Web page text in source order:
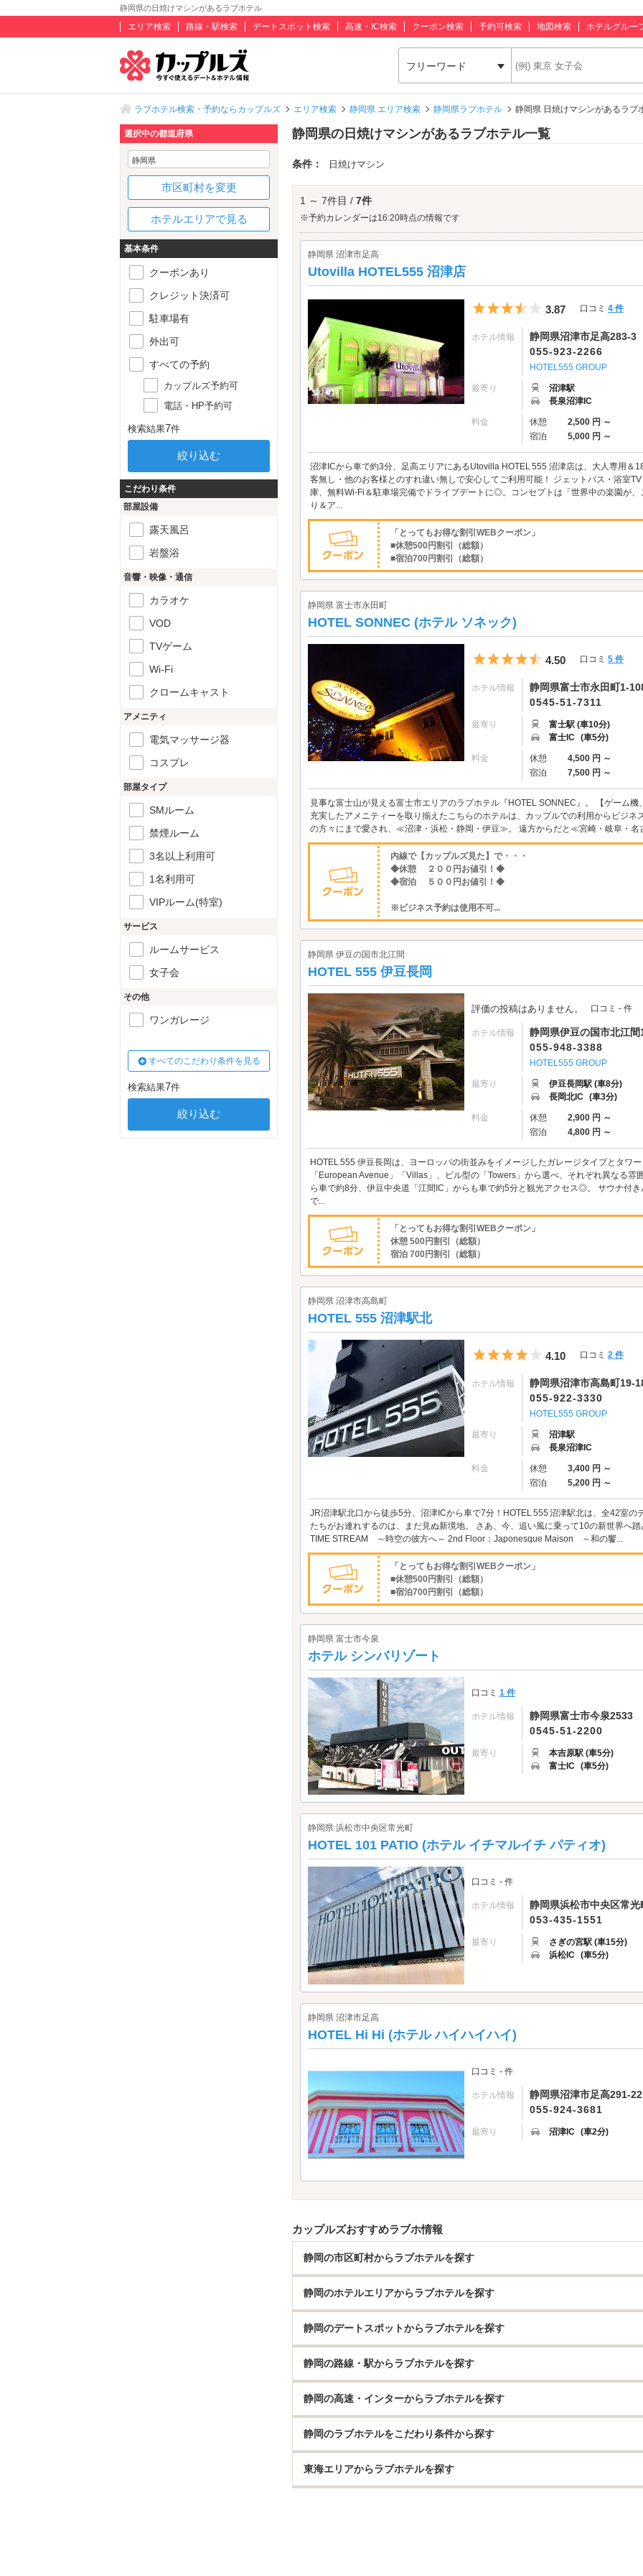
静岡県の日焼けマシンがあるラブホテル
エリア検索 路線・駅検索 デートスポット検索 高速・IC検索 クーポン検索 予約可検索 地図検索 ホテルグルー
フリーワード
ラブホテル検索・予約ならカップルズ エリア検索 静岡県 エリア検索 静岡県ラブホテル 静岡県 日焼けマシンがあるラブ
静岡県の日焼けマシンがあるラブホテル一覧
条件： 日焼けマシン
1 ～ 7件目 / 7件
※予約カレンダーは16:20時点の情報です
静岡県 沼津市足高
Utovilla HOTEL555 沼津店
5つ星のうち3.5
3.87 口コミ 4 件
ホテル情報
静岡県沼津市足高283-3
055-923-2266
HOTEL555 GROUP
最寄り
沼津駅
長泉沼津IC
料金 休憩
2,500 円 ～
宿泊
5,000 円 ～
沼津ICから車で約3分、足高エリアにあるUtovilla HOTEL 555 沼津店は、大人専用＆
客無し・他のお客様とのすれ違い無しで安心してご利用可能！ ジェットバス・浴室
庫、無料Wi‑Fi＆駐車場完備でドライブデートに◎。コンセプトは「世界中の楽園が
り＆ア...
「とってもお得な割引WEBクーポン」
■休憩500円割引（総額）
■宿泊700円割引（総額）
静岡県 富士市永田町
HOTEL SONNEC (ホテル ソネック)
5つ星のうち4.5
4.50 口コミ 5 件
ホテル情報
静岡県富士市永田町1-
0545-51-7311
最寄り
富士駅 (車10分)
富士IC (車5分)
料金 休憩
4,500 円 ～
宿泊
7,500 円 ～
見事な富士山が見える富士市エリアのラブホテル『HOTEL SONNEC』。 【ゲーム
充実したアメニティーを取り揃えたこちらのホテルは、カップルでの利用からビジ
の方々にまで愛され、≪沼津・浜松・静岡・伊豆≫。 遠方からだと≪宮崎・岐阜・
内線で【カップルズ見た】で・・・
◆休憩 ２００円お値引！◆
◆宿泊 ５００円お値引！◆
※ビジネス予約は使用不可...
静岡県 伊豆の国市北江間
HOTEL 555 伊豆長岡
評価の投稿はありません。 口コミ - 件
ホテル情報
静岡県伊豆の国市北江間
055-948-3388
HOTEL555 GROUP
最寄り
伊豆長岡駅 (車8分)
長岡北IC (車3分)
料金 休憩
2,900 円 ～
宿泊
4,800 円 ～
HOTEL 555 伊豆長岡は、ヨーロッパの街並みをイメージしたガレージタイプとタワ
「European Avenue」「Villas」、ビル型の「Towers」から選べ、それぞれ異なる
ら車で約8分、伊豆中央道「江間IC」からも車で約5分と観光アクセス◎。 サウナ付
で...
「とってもお得な割引WEBクーポン」
休憩 500円割引（総額）
宿泊 700円割引（総額）
静岡県 沼津市高島町
HOTEL 555 沼津駅北
5つ星のうち4
4.10 口コミ 2 件
ホテル情報
静岡県沼津市高島町19-
055-922-3330
HOTEL555 GROUP
最寄り
沼津駅
長泉沼津IC
料金 休憩
3,400 円 ～
宿泊
5,200 円 ～
JR沼津駅北口から徒歩5分、沼津ICから車で7分！HOTEL 555 沼津駅北は、全42室の
たちがお連れするのは、まだ見ぬ新境地。 さあ、今、追い風に乗って10の新世界へ
TIME STREAM ～時空の彼方へ～ 2nd Floor：Japonesque Maison ～和の饗...
「とってもお得な割引WEBクーポン」
■休憩500円割引（総額）
■宿泊700円割引（総額）
静岡県 富士市今泉
ホテル シンバリゾート
口コミ 1 件
ホテル情報
静岡県富士市今泉2533
0545-51-2200
最寄り
本吉原駅 (車5分)
富士IC (車5分)
静岡県 浜松市中央区常光町
HOTEL 101 PATIO (ホテル イチマルイチ パティオ)
口コミ - 件
ホテル情報
静岡県浜松市中央区常
053-435-1551
最寄り
さぎの宮駅 (車15分)
浜松IC (車5分)
静岡県 沼津市足高
HOTEL Hi Hi (ホテル ハイハイハイ)
口コミ - 件
ホテル情報
静岡県沼津市足高291-22
055-924-3681
最寄り 沼津IC (車2分)
カップルズおすすめラブホ情報
静岡の市区町村からラブホテルを探す
静岡のホテルエリアからラブホテルを探す
静岡のデートスポットからラブホテルを探す
静岡の路線・駅からラブホテルを探す
静岡の高速・インターからラブホテルを探す
静岡のラブホテルをこだわり条件から探す
東海エリアからラブホテルを探す
選択中の都道府県
静岡県
市区町村を変更
ホテルエリアで見る
基本条件
クーポンあり
クレジット決済可
駐車場有
外出可
すべての予約
カップルズ予約可
電話・HP予約可
検索結果7件
こだわり条件
部屋設備
露天風呂
岩盤浴
音響・映像・通信
カラオケ
VOD
TVゲーム
Wi-Fi
クロームキャスト
アメニティ
電気マッサージ器
コスプレ
部屋タイプ
SMルーム
禁煙ルーム
3名以上利用可
1名利用可
VIPルーム(特室)
サービス
ルームサービス
女子会
その他
ワンガレージ
すべてのこだわり条件を見る
検索結果7件